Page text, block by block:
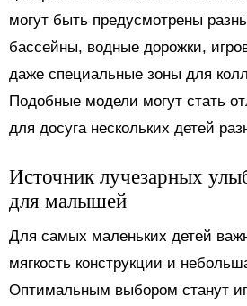
могут быть предусмотрены
бассейны, водные дорожки,
даже специальные зоны для
Подобные модели могут стать
для досуга нескольких детей
Источник лучезарных
для малышей
Для самых маленьких детей
мягкость конструкции и
Оптимальным выбором станут